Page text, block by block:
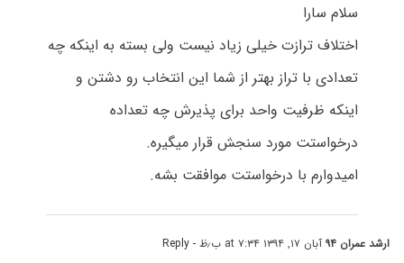
سلام سارا
اختلاف ترازت خیلی زیاد نیست ولی بسته به اینکه چه
تعدادی با تراز بهتر از شما این انتخاب رو دشتن و
اینکه ظرفیت واحد برای پذیرش چه تعداده
درخواستت مورد سنجش قرار میگیره.
امیدوارم با درخواستت موافقت بشه.
ارشد عمران ۹۴ آبان ۱۷, ۱۳۹۴ at ۷:۳۴ ب٫ظ - Reply